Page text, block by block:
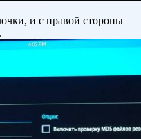
и с правой стороны